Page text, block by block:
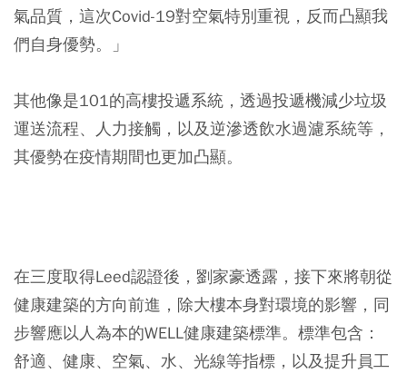
氣品質，這次Covid-19對空氣特別重視，反而凸顯我
們自身優勢。」
其他像是101的高樓投遞系統，透過投遞機減少垃圾
運送流程、人力接觸，以及逆滲透飲水過濾系統等，
其優勢在疫情期間也更加凸顯。
在三度取得Leed認證後，劉家豪透露，接下來將朝從
健康建築的方向前進，除大樓本身對環境的影響，同
步響應以人為本的WELL健康建築標準。標準包含：
舒適、健康、空氣、水、光線等指標，以及提升員工